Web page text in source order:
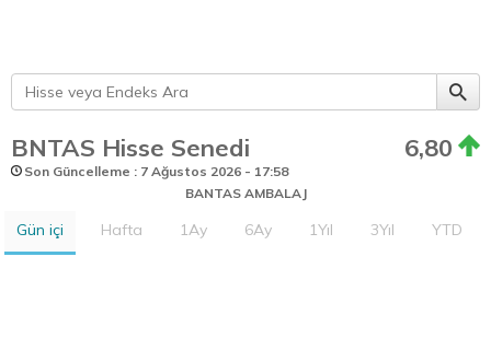
BNTAS Hisse Senedi 6,80
Son Güncelleme : 7 Ağustos 2026 - 17:58
BANTAS AMBALAJ
Gün içi Hafta 1Ay 6Ay 1Yıl 3Yıl YTD